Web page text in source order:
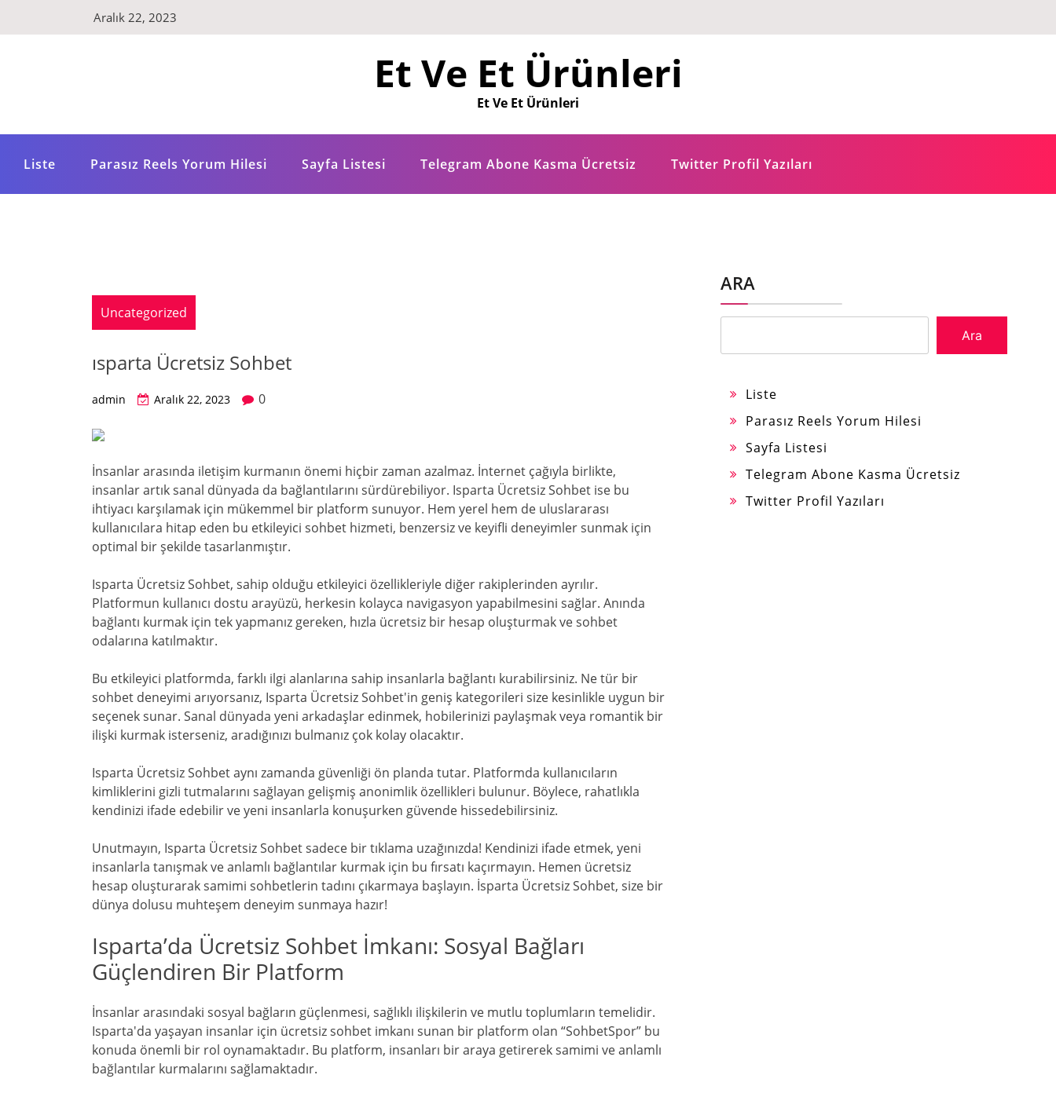
Aralık 22, 2023
Et Ve Et Ürünleri
Et Ve Et Ürünleri
Liste Parasız Reels Yorum Hilesi Sayfa Listesi Telegram Abone Kasma Ücretsiz Twitter Profil Yazıları
Uncategorized
ısparta Ücretsiz Sohbet
admin Aralık 22, 2023 0
İnsanlar arasında iletişim kurmanın önemi hiçbir zaman azalmaz. İnternet çağıyla birlikte,
insanlar artık sanal dünyada da bağlantılarını sürdürebiliyor. Isparta Ücretsiz Sohbet ise bu
ihtiyacı karşılamak için mükemmel bir platform sunuyor. Hem yerel hem de uluslararası
kullanıcılara hitap eden bu etkileyici sohbet hizmeti, benzersiz ve keyifli deneyimler sunmak için
optimal bir şekilde tasarlanmıştır.
Isparta Ücretsiz Sohbet, sahip olduğu etkileyici özellikleriyle diğer rakiplerinden ayrılır.
Platformun kullanıcı dostu arayüzü, herkesin kolayca navigasyon yapabilmesini sağlar. Anında
bağlantı kurmak için tek yapmanız gereken, hızla ücretsiz bir hesap oluşturmak ve sohbet
odalarına katılmaktır.
Bu etkileyici platformda, farklı ilgi alanlarına sahip insanlarla bağlantı kurabilirsiniz. Ne tür bir
sohbet deneyimi arıyorsanız, Isparta Ücretsiz Sohbet'in geniş kategorileri size kesinlikle uygun bir
seçenek sunar. Sanal dünyada yeni arkadaşlar edinmek, hobilerinizi paylaşmak veya romantik bir
ilişki kurmak isterseniz, aradığınızı bulmanız çok kolay olacaktır.
Isparta Ücretsiz Sohbet aynı zamanda güvenliği ön planda tutar. Platformda kullanıcıların
kimliklerini gizli tutmalarını sağlayan gelişmiş anonimlik özellikleri bulunur. Böylece, rahatlıkla
kendinizi ifade edebilir ve yeni insanlarla konuşurken güvende hissedebilirsiniz.
Unutmayın, Isparta Ücretsiz Sohbet sadece bir tıklama uzağınızda! Kendinizi ifade etmek, yeni
insanlarla tanışmak ve anlamlı bağlantılar kurmak için bu fırsatı kaçırmayın. Hemen ücretsiz
hesap oluşturarak samimi sohbetlerin tadını çıkarmaya başlayın. İsparta Ücretsiz Sohbet, size bir
dünya dolusu muhteşem deneyim sunmaya hazır!
Isparta’da Ücretsiz Sohbet İmkanı: Sosyal Bağları
Güçlendiren Bir Platform
İnsanlar arasındaki sosyal bağların güçlenmesi, sağlıklı ilişkilerin ve mutlu toplumların temelidir.
Isparta'da yaşayan insanlar için ücretsiz sohbet imkanı sunan bir platform olan “SohbetSpor” bu
konuda önemli bir rol oynamaktadır. Bu platform, insanları bir araya getirerek samimi ve anlamlı
bağlantılar kurmalarını sağlamaktadır.
ARA
Ara
Liste
Parasız Reels Yorum Hilesi
Sayfa Listesi
Telegram Abone Kasma Ücretsiz
Twitter Profil Yazıları